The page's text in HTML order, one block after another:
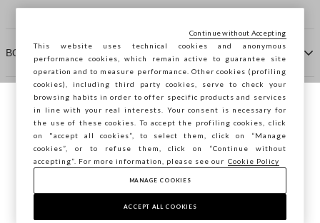
ΒΟΗΘΕΙΑ
ΠΡΑΚΤΟΡΕΙΟ
ΕΠΙΚΟΙΝΩΝΗΣΤΕ ΜΑΖΙ ΜΑΣ
Copyright © Ovs S.p.A. ΑΦΜ: 04240010274 - Εταιρικό
κεφάλαιο 290.923.470 -
Περιηγείστε στο STEFANEL Ελλάδας, θέλετε
να αποθηκεύσετε την τοποθεσία σας;
ΕΠΙΒΕΒΑΊΩΣΗ
This website uses technical cookies and anonymous
performance cookies, which remain active to guarantee site
operation and to measure performance. Other cookies (profiling
cookies), including third party cookies, serve to check your
browsing habits in order to offer specific products and services
in line with your real interests. Your consent is necessary for
the use of these cookies. To accept the profiling cookies, click
on "accept all cookies”, to select them, click on “Manage
cookies”, or to refuse them, click on “Continue without
accepting”. For more information, please see our Cookie Policy
MANAGE COOKIES
ACCEPT ALL COOKIES
Continue without Accepting